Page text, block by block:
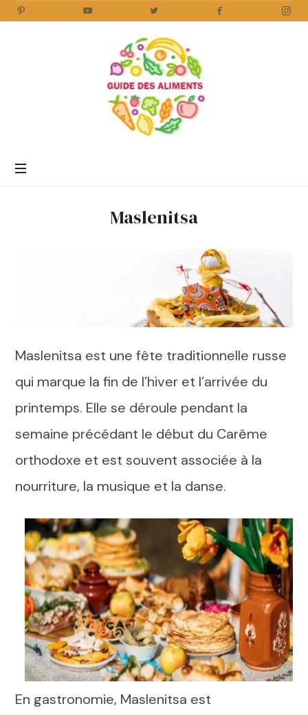
Aliments
Maslenitsa
Maslenitsa est une fête traditionnelle russe
qui marque la fin de l’hiver et l’arrivée du
printemps. Elle se déroule pendant la
semaine précédant le début du Carême
orthodoxe et est souvent associée à la
nourriture, la musique et la danse.
En gastronomie, Maslenitsa est